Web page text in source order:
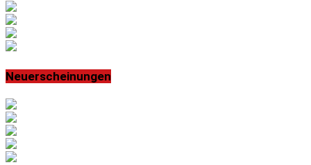
Neuerscheinungen